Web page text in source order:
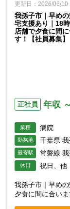
更新日：2026/06/10
我孫子市｜早め
宅支援あり｜18
店舗で夕食に間
す！【社員募集】
正社員 年収
業種 病院
勤務地 千葉県
最寄駅 常磐線
休日 祝日、他
我孫子市｜早め
夕食に間に合いま